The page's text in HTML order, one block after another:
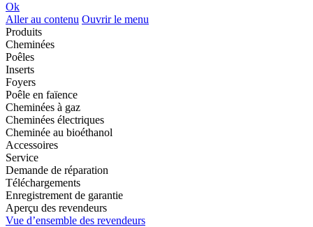
Ok
Aller au contenu Ouvrir le menu
Produits
Cheminées
Poêles
Inserts
Foyers
Poêle en faïence
Cheminées à gaz
Cheminées électriques
Cheminée au bioéthanol
Accessoires
Service
Demande de réparation
Téléchargements
Enregistrement de garantie
Aperçu des revendeurs
Vue d’ensemble des revendeurs